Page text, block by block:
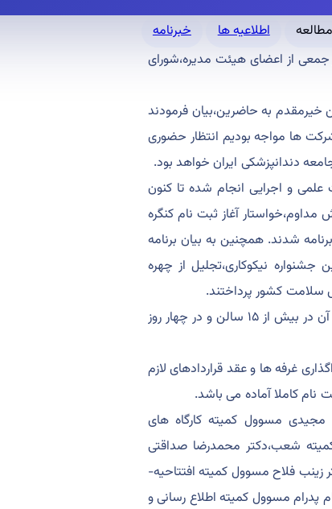
اطلاعیه ها
خبرنامه
ایران با حضور جمعی از اعضای هیئت مدیره،شورای
خیرمقدم به حاضرین،بیان فرمودند
ها مواجه بودیم انتظار حضوری
دندانپزشکی ایران خواهد بود.
محترم کنگره اکسیدا ۲۰۲۳ به بیان اقدامات علمی و اجرایی انجام شده تا کنون
مداوم،خواستار آغاز ثبت نام کنگره
شدند. همچنین به بیان برنامه
نیکوکاری،تجلیل از چهره
سلامت کشور پرداختند.
دکتر کاوه سیدان دبیر علمی کنگره نیز ضمن ابراز نهایی شدن برنامه علمی و اجرای آن در بیش از ۱۵ سالن و در چهار روز
غرفه ها و عقد قراردادهای لازم
نام کاملا آماده می باشد.
مجیدی مسوول کمیته کارگاه های
شعب،دکتر محمدرضا صداقتی
زینب فلاح مسوول کمیته افتتاحیه-
پدرام مسوول کمیته اطلاع رسانی و